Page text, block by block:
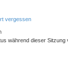
vergessen
während dieser Sitzung